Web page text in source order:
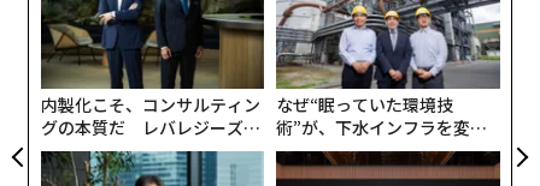
内製化こそ、コンサルティン
グの本質だ レバレジーズが
実践する、次世代ファームの
全貌
なぜ“眠っていた環境技
術”が、下水インフラを変え
たのか──産総研×月島JFE
アクアソリューションの10年